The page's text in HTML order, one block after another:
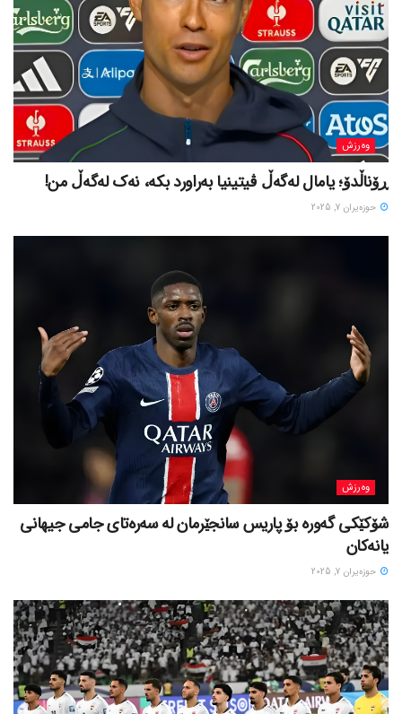
وەرزش
ڕۆناڵدۆ؛ یامال لەگەڵ ڤیتینیا بەراورد بکە، نەک لەگەڵ من!
حوزه‌یران 7, 2025
وەرزش
شۆکێکی گەورە بۆ پاریس سانجێرمان لە سەرەتای جامی جیهانی
یانەکان
حوزه‌یران 7, 2025